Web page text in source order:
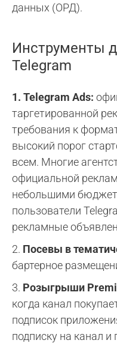
данных (ОРД).
Инструменты
Telegram
1. Telegram Ads:
таргетированной
требования к
высокий порог
всем. Многие
официальной
небольшими
пользователи
рекламные
2. Посевы в
бартерное
3. Розыгрыши
когда канал
подписок
подписку на канал и